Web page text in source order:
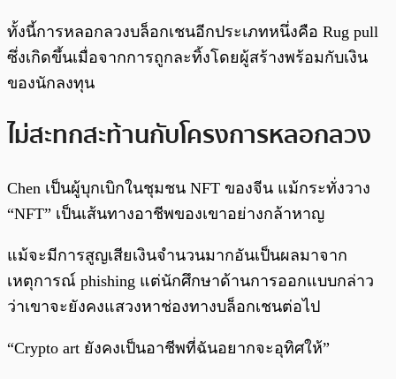
ทั้งนี้การหลอกลวงบล็อกเชนอีกประเภทหนึ่งคือ Rug pull
ซึ่งเกิดขึ้นเมื่อจากการถูกละทิ้งโดยผู้สร้างพร้อมกับเงิน
ของนักลงทุน
ไม่สะทกสะท้านกับโครงการหลอกลวง
Chen เป็นผู้บุกเบิกในชุมชน NFT ของจีน แม้กระทั่งวาง
“NFT” เป็นเส้นทางอาชีพของเขาอย่างกล้าหาญ
แม้จะมีการสูญเสียเงินจำนวนมากอันเป็นผลมาจาก
เหตุการณ์ phishing แต่นักศึกษาด้านการออกแบบกล่าว
ว่าเขาจะยังคงแสวงหาช่องทางบล็อกเชนต่อไป
“Crypto art ยังคงเป็นอาชีพที่ฉันอยากจะอุทิศให้”